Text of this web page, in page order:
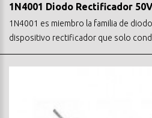
1N4001 Diodo Rectificador
1N4001 es miembro la familia de
dispositivo rectificador que solo